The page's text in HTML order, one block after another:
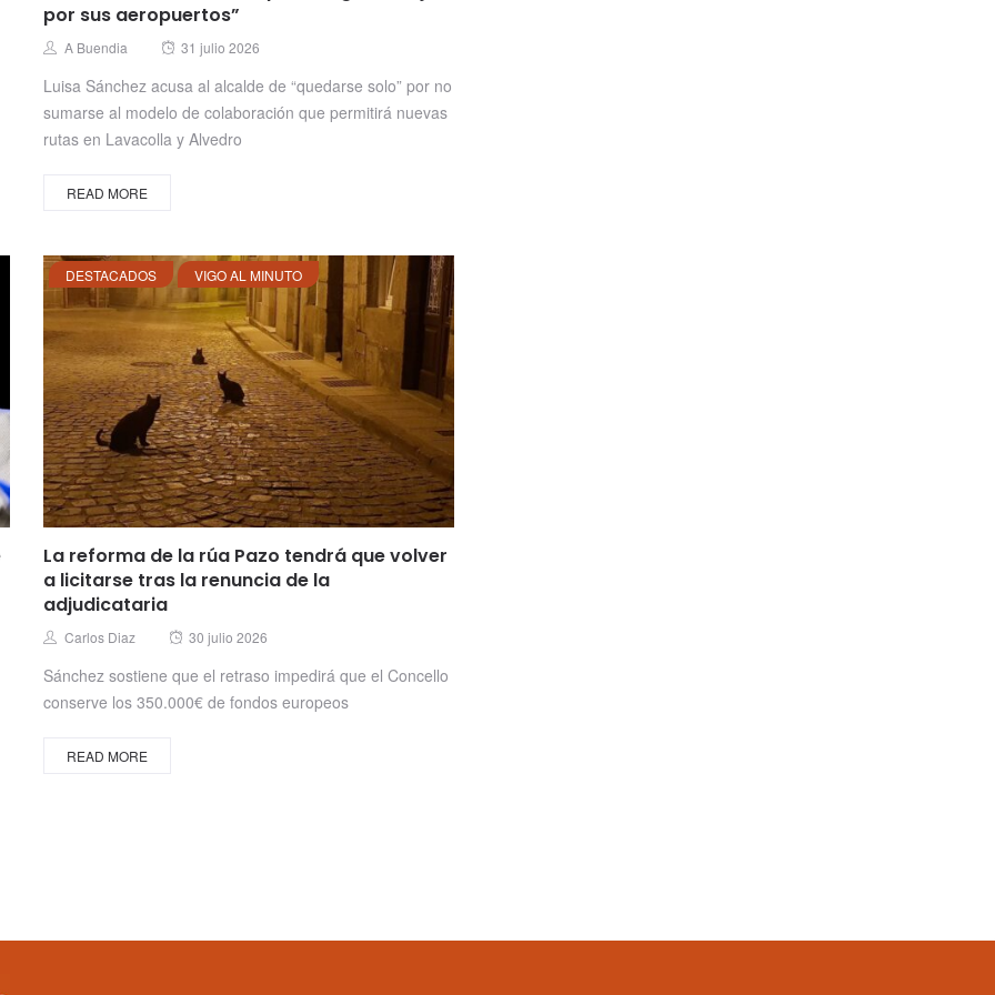
por sus aeropuertos”
Author
A Buendia
Posted
31 julio 2026
Luisa Sánchez acusa al alcalde de “quedarse solo” por no
sumarse al modelo de colaboración que permitirá nuevas
rutas en Lavacolla y Alvedro
READ MORE
DESTACADOS VIGO AL MINUTO
La reforma de la rúa Pazo tendrá que volver
a licitarse tras la renuncia de la
adjudicataria
Author
Carlos Diaz
Posted
30 julio 2026
Sánchez sostiene que el retraso impedirá que el Concello
conserve los 350.000€ de fondos europeos
READ MORE